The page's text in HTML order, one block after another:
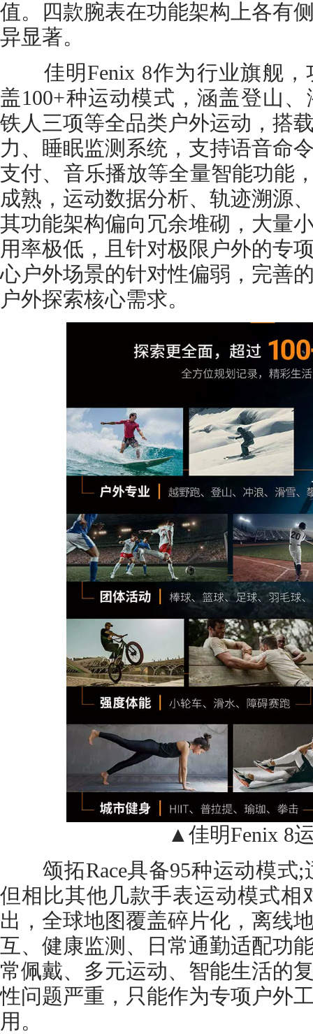
值。四款腕表在功能架构上各有
异显著。
佳明Fenix 8作为行业旗舰，
盖100+种运动模式，涵盖登山
铁人三项等全品类户外运动，搭
力、睡眠监测系统，支持语音命
支付、音乐播放等全量智能功能
成熟，运动数据分析、轨迹溯源
其功能架构偏向冗余堆砌，大量
用率极低，且针对极限户外的专
心户外场景的针对性偏弱，完善
户外探索核心需求。
▲佳明Fenix 8运
颂拓Race具备95种运动模式;
但相比其他几款手表运动模式相
出，全球地图覆盖碎片化，离线
互、健康监测、日常通勤适配功
常佩戴、多元运动、智能生活的
性问题严重，只能作为专项户外
用。